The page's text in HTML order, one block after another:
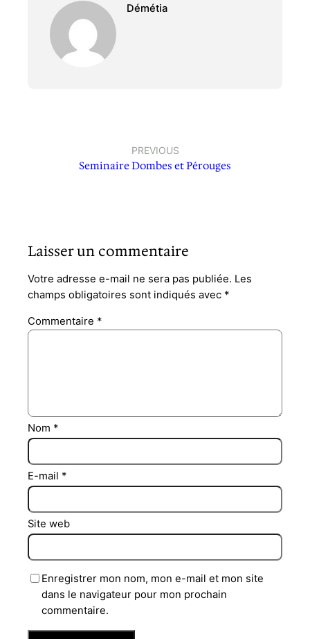
Démétia
PREVIOUS
Seminaire Dombes et Pérouges
Laisser un commentaire
Votre adresse e-mail ne sera pas publiée. Les
champs obligatoires sont indiqués avec *
Commentaire *
Nom *
E-mail *
Site web
Enregistrer mon nom, mon e-mail et mon site
dans le navigateur pour mon prochain
commentaire.